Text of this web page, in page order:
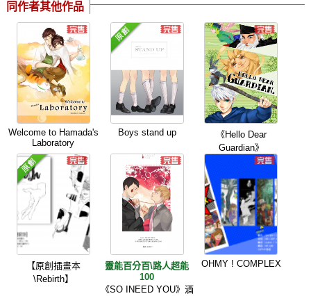
同作者其他作品
Welcome to Hamada's
Laboratory
Boys stand up
《Hello Dear
Guardian》
【原創插畫本
\Rebirth】
靈能百分百\路人超能
100
《SO INEED YOU》酒
OHMY ! COMPLEX